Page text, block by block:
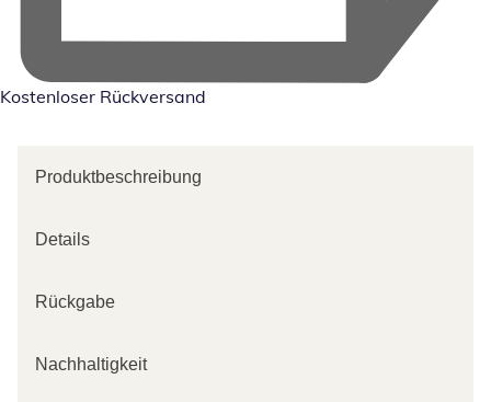
Kostenloser Rückversand
Produktbeschreibung
Details
Rückgabe
Nachhaltigkeit